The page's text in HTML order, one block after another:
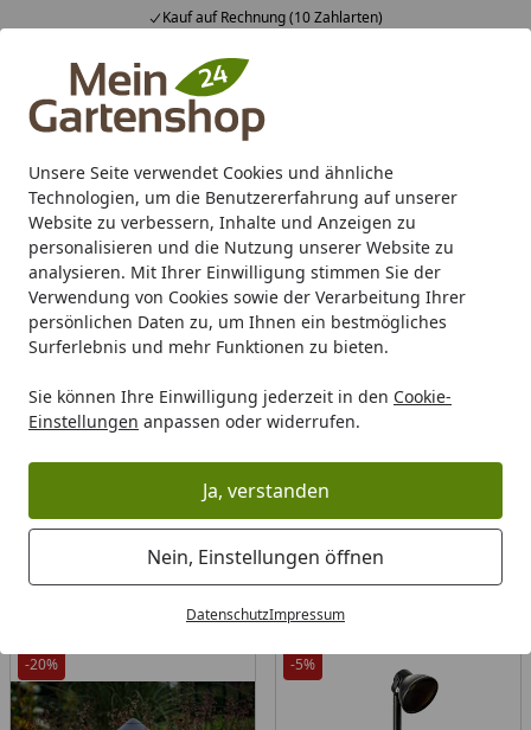
Unsere Seite verwendet Cookies und ähnliche
Technologien, um die Benutzererfahrung auf unserer
Website zu verbessern, Inhalte und Anzeigen zu
personalisieren und die Nutzung unserer Website zu
analysieren. Mit Ihrer Einwilligung stimmen Sie der
Verwendung von Cookies sowie der Verarbeitung Ihrer
persönlichen Daten zu, um Ihnen ein bestmögliches
Surferlebnis und mehr Funktionen zu bieten.
Sie können Ihre Einwilligung jederzeit in den Cookie-
Einstellungen anpassen oder widerrufen.
Ja, verstanden
Nein, Einstellungen öffnen
DatenschutzImpressum
Kauf auf Rechnung (10 Zahlarten)
Alle Produkte
Mein Konto
Suchen
Karibu Pools inkl. gratis Sandfilteranlage & Pool-
Starterset (Gesamtwert bis 468,99€)
Startseite
Marken Garden Lights Gardenlights Sockelleuchten
Gardenlights Sockelleuchten
Ihre Artikelübersicht
Filter / Sortierung
21 Artikel gefunden
-20% -5%